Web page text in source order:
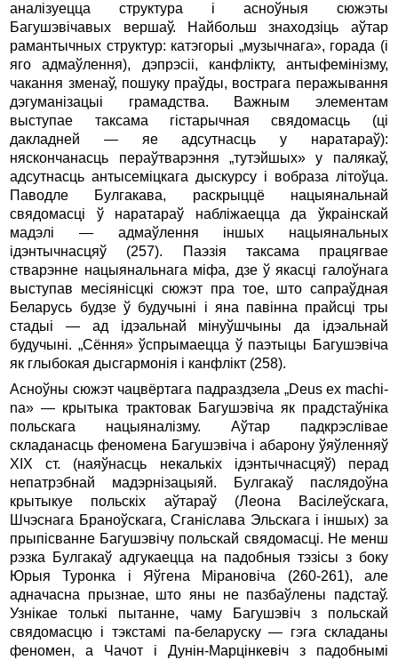
аналізуецца структура i асноўныя сюжэты
Багушэвічавых вершаў. Найбольш знаходзіць аўтар
рамантычных струк­тур: катэгорыі „музычнага», горада (і
яго адмаўлення), дэпрэсіі, канфлікту, антыфемінізму,
чакання зменаў, пошуку праўды, вострага перажывання
дэгуманізацыі грамадства. Важным элементам
выступае таксама гістарычная свядомасць (ці
дакладней — яе адсутнасць у наратараў):
няскончанасць пераўтварэння „тутэйшых» у палякаў,
адсутнасць антысеміцкага дыскурсу i вобраза літоўца.
Паводле Булгакава, раскрыццё нацыянальнай
свядомасці ў наратараў набліжаецца да ўкраінскай
мадэлі — адмаўлення іншых нацыянальных
ідэнтычнасцяў (257). Паэзія таксама працягвае
стварэнне нацыянальнага міфа, дзе ў якасці галоўнага
выступав месіянісцкі сюжэт пра тое, што сапраўдная
Бела­русь будзе ў будучыні i яна павінна прайсці тры
стадыі — ад ідэальнай мінуўшчыны да ідэальнай
будучыні. „Сёння» ўспрымаецца ў паэтыцы Багушэвіча
як глыбокая дысгармонія i канфлікт (258).
Асноўны сюжэт чацвёртага падраздзела „Deus ex machi­
na» — крытыка трактовак Багушэвіча як прадстаўніка
польскага нацыяналізму. Аўтар падкрэслівае
складанасць фено­мена Багушэвіча i абарону ўяўленняў
XIX ст. (наяўнасць некалькіх ідэнтычнасцяў) перад
непатрэбнай мадэрнізацыяй. Булгакаў паслядоўна
крытыкуе польскіх аўтараў (Леона Васілеўскага,
Шчэснага Браноўскага, Сганіслава Эльскага i іншых) за
прыпісванне Багушэвічу польскай свядомасці. Не менш
рэзка Булгакаў адгукаецца на падобныя тэзісы з боку
Юрыя Туронка i Яўгена Мірановіча (260-261), але
адначасна прызнае, што яны не пазбаўлены падстаў.
Узнікае толькі пытанне, чаму Багушэвіч з польскай
свядомасцю i тэкстамі па-беларуску — гэга складаны
феномен, а Чачот i Дунін-Марцінкевіч з падобнымі